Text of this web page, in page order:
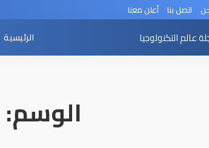
اتصل بنا أعلن معنا
الرئيسية
الوسم: